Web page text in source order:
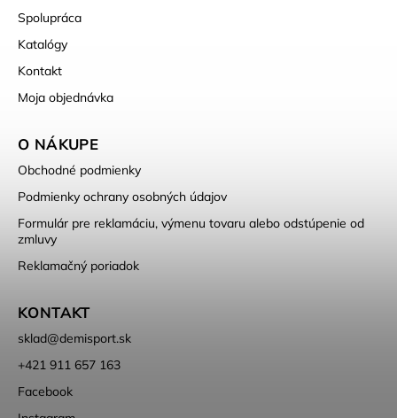
Spolupráca
Katalógy
Kontakt
Moja objednávka
O NÁKUPE
Obchodné podmienky
Podmienky ochrany osobných údajov
Formulár pre reklamáciu, výmenu tovaru alebo odstúpenie od
zmluvy
Reklamačný poriadok
KONTAKT
sklad@demisport.sk
+421 911 657 163
Facebook